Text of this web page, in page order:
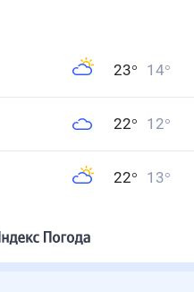
23° 14°
22° 12°
22° 13°